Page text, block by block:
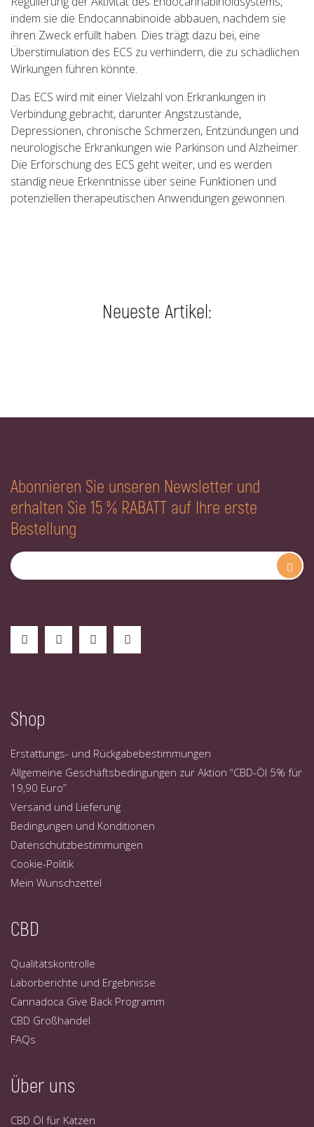
indem sie die Endocannabinoide abbauen, nachdem sie
ihren Zweck erfüllt haben. Dies trägt dazu bei, eine
Überstimulation des ECS zu verhindern, die zu schädlichen
Wirkungen führen könnte.
Das ECS wird mit einer Vielzahl von Erkrankungen in
Verbindung gebracht, darunter Angstzustände,
Depressionen, chronische Schmerzen, Entzündungen und
neurologische Erkrankungen wie Parkinson und Alzheimer.
Die Erforschung des ECS geht weiter, und es werden
ständig neue Erkenntnisse über seine Funktionen und
potenziellen therapeutischen Anwendungen gewonnen.
Neueste Artikel:
Abonnieren Sie unseren Newsletter und
erhalten Sie 15 % RABATT auf Ihre erste
Bestellung
Shop
Erstattungs- und Rückgabebestimmungen
Allgemeine Geschäftsbedingungen zur Aktion “CBD-Öl 5% für
19,90 Euro”
Versand und Lieferung
Bedingungen und Konditionen
Datenschutzbestimmungen
Cookie-Politik
Mein Wunschzettel
CBD
Qualitätskontrolle
Laborberichte und Ergebnisse
Cannadoca Give Back Programm
CBD Großhandel
FAQs
Über uns
CBD Öl für Katzen